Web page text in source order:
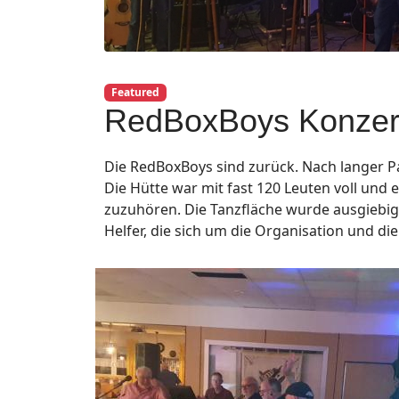
Featured
RedBoxBoys
Die RedBoxBoys sind zurück. Nach langer
Die Hütte war mit fast 120 Leuten voll und
zuzuhören. Die Tanzfläche wurde
Helfer, die sich um die Organisation und